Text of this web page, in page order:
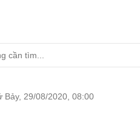
Bảy, 29/08/2020 08:00